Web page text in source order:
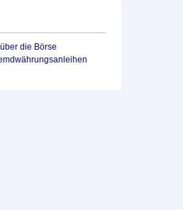
die Börse